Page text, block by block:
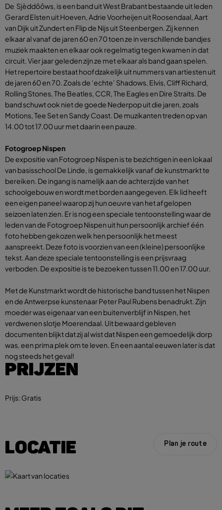
De Sjèddôôws, is een band uit West Brabant bestaande uit leden
Gerard Elsten uit Hoeven, Adrie Voorheijen uit Roosendaal, Aart
van Dijk uit Zundert en Flip de Nijs uit Steenbergen. Zij kennen
elkaar al vanaf de jaren 60 en 70 toen ze in verschillende bandjes
muziek maakten en elkaar ook regelmatig tegen kwamen in dat
circuit. Vier jaar geleden zijn ze met elkaar als band gaan spelen.
Het repertoire bestaat hoofdzakelijk uit nummers van artiesten uit
de jaren 60 en 70. Zoals de ‘echte’ Shadows, Elvis, Cliff Richard,
Rolling Stones, The Beatles, CCR, The Eagles en Dire Straits. De
band schuwt ook niet de goede Nederpop uit die jaren, zoals
Motions, Tee Set en Sandy Coast. De muzikanten treden op van
14.00 tot 17.00 uur met daarin een pauze.
Fotogroep Nispen
De expositie van Fotogroep Nispen is te bezichtigen in een lokaal
van basisschool De Linde, is gemakkelijk vanaf de kunstmarkt te
bereiken. De ingang is namelijk aan de achterzijde van het
schoolgebouw en wordt met borden aangegeven. Elk lid heeft
een eigen paneel waarop zij hun oeuvre van het afgelopen
seizoen laten zien. Er is nog een speciale tentoonstelling waar de
leden van de Fotogroep Nispen uit hun persoonlijk archief één
foto hebben gekozen welk hen persoonlijk het meest
aanspreekt. Deze foto is voorzien van een (kleine) persoonlijke
tekst. Aan deze speciale tentoonstelling is een prijsvraag
verboden. De expositie is te bezoeken tussen 11.00 en 17.00 uur.
Met de Kunstmarkt wordt de historische band tussen het Nispen
en de Antwerpse kunstenaar Peter Paul Rubens benadrukt. Zijn
moeder was eigenaar van een buitenverblijf in Nispen, het
verdwenen slotje Moerendaal. Uit bewaard gebleven
documenten blijkt dat zij al wist dat Nispen een gemoedelijk dorp
was, een prima plek om te leven. En een aantal eeuwen later is dat
nog steeds het geval!
PRIJZEN
Prijs: Gratis
LOCATIE Plan je route